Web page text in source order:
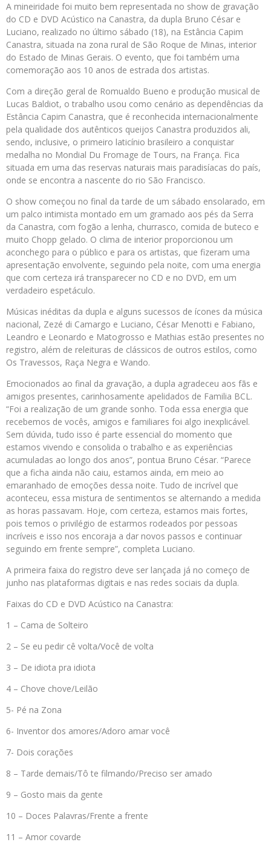
A mineiridade foi muito bem representada no show de gravação
do CD e DVD Acústico na Canastra, da dupla Bruno César e
Luciano, realizado no último sábado (18), na Estância Capim
Canastra, situada na zona rural de São Roque de Minas, interior
do Estado de Minas Gerais. O evento, que foi também uma
comemoração aos 10 anos de estrada dos artistas.
Com a direção geral de Romualdo Bueno e produção musical de
Lucas Baldiot, o trabalho usou como cenário as dependências da
Estância Capim Canastra, que é reconhecida internacionalmente
pela qualidade dos autênticos queijos Canastra produzidos ali,
sendo, inclusive, o primeiro laticínio brasileiro a conquistar
medalha no Mondial Du Fromage de Tours, na França. Fica
situada em uma das reservas naturais mais paradisíacas do país,
onde se encontra a nascente do rio São Francisco.
O show começou no final da tarde de um sábado ensolarado, em
um palco intimista montado em um gramado aos pés da Serra
da Canastra, com fogão a lenha, churrasco, comida de buteco e
muito Chopp gelado. O clima de interior proporcionou um
aconchego para o público e para os artistas, que fizeram uma
apresentação envolvente, seguindo pela noite, com uma energia
que com certeza irá transparecer no CD e no DVD, em um
verdadeiro espetáculo.
Músicas inéditas da dupla e alguns sucessos de ícones da música
nacional, Zezé di Camargo e Luciano, César Menotti e Fabiano,
Leandro e Leonardo e Matogrosso e Mathias estão presentes no
registro, além de releituras de clássicos de outros estilos, como
Os Travessos, Raça Negra e Wando.
Emocionados ao final da gravação, a dupla agradeceu aos fãs e
amigos presentes, carinhosamente apelidados de Familia BCL.
“Foi a realização de um grande sonho. Toda essa energia que
recebemos de vocês, amigos e familiares foi algo inexplicável.
Sem dúvida, tudo isso é parte essencial do momento que
estamos vivendo e consolida o trabalho e as experiências
acumuladas ao longo dos anos”, pontua Bruno César. “Parece
que a ficha ainda não caiu, estamos ainda, em meio ao
emaranhado de emoções dessa noite. Tudo de incrível que
aconteceu, essa mistura de sentimentos se alternando a medida
as horas passavam. Hoje, com certeza, estamos mais fortes,
pois temos o privilégio de estarmos rodeados por pessoas
incríveis e isso nos encoraja a dar novos passos e continuar
seguindo em frente sempre”, completa Luciano.
A primeira faixa do registro deve ser lançada já no começo de
junho nas plataformas digitais e nas redes sociais da dupla.
Faixas do CD e DVD Acústico na Canastra:
1 – Cama de Solteiro
2 – Se eu pedir cê volta/Você de volta
3 – De idiota pra idiota
4 – Chove chove/Leilão
5- Pé na Zona
6- Inventor dos amores/Adoro amar você
7- Dois corações
8 – Tarde demais/Tô te filmando/Preciso ser amado
9 – Gosto mais da gente
10 – Doces Palavras/Frente a frente
11 – Amor covarde